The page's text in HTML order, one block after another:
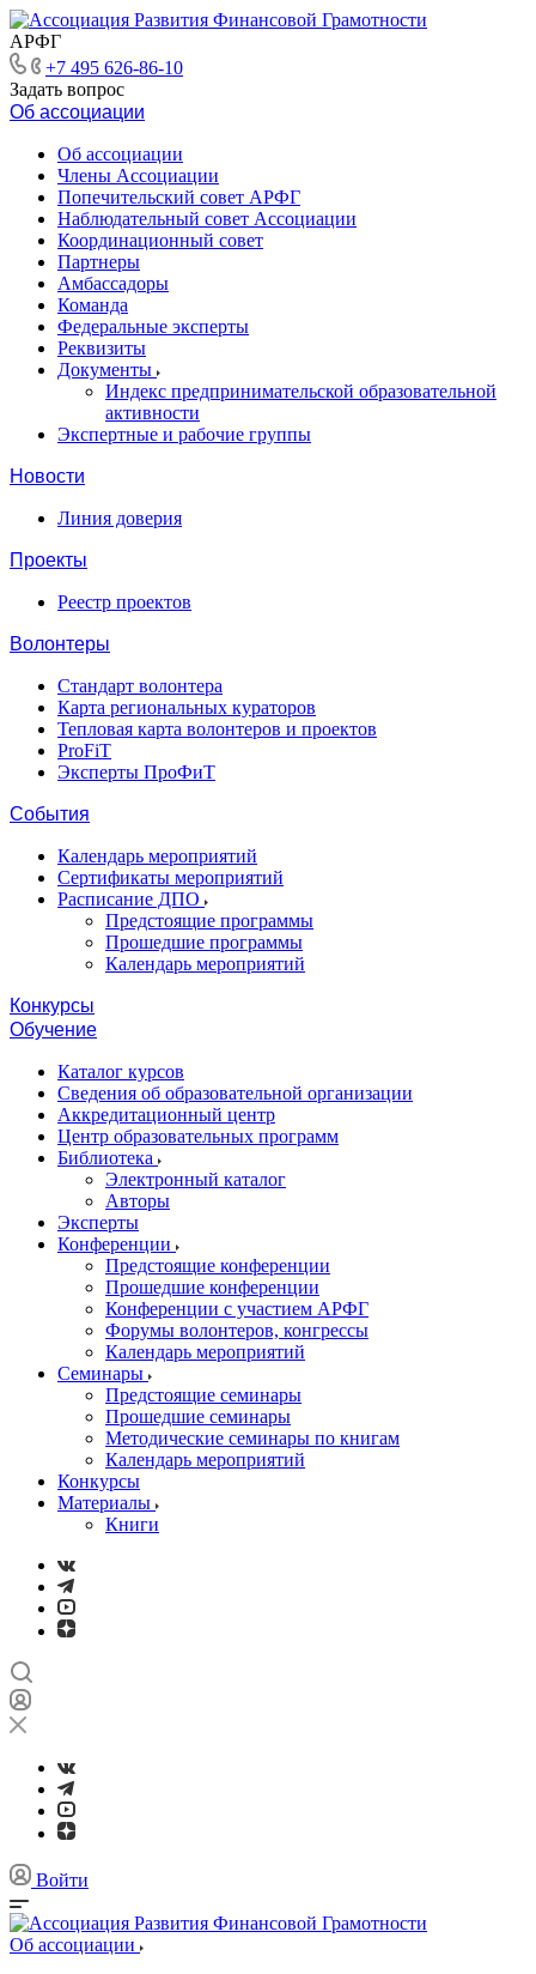
АРФГ
+7 495 626-86-10
Задать вопрос
Об ассоциации
Об ассоциации
Члены Ассоциации
Попечительский совет АРФГ
Наблюдательный совет Ассоциации
Координационный совет
Партнеры
Амбассадоры
Команда
Федеральные эксперты
Реквизиты
Документы
Индекс предпринимательской образовательной
активности
Экспертные и рабочие группы
Новости
Линия доверия
Проекты
Реестр проектов
Волонтеры
Стандарт волонтера
Карта региональных кураторов
Тепловая карта волонтеров и проектов
ProFiT
Эксперты ПроФиТ
События
Календарь мероприятий
Сертификаты мероприятий
Расписание ДПО
Предстоящие программы
Прошедшие программы
Календарь мероприятий
Конкурсы
Обучение
Каталог курсов
Сведения об образовательной организации
Аккредитационный центр
Центр образовательных программ
Библиотека
Электронный каталог
Авторы
Эксперты
Конференции
Предстоящие конференции
Прошедшие конференции
Конференции с участием АРФГ
Форумы волонтеров, конгрессы
Календарь мероприятий
Семинары
Предстоящие семинары
Прошедшие семинары
Методические семинары по книгам
Календарь мероприятий
Конкурсы
Материалы
Книги
Войти
Об ассоциации